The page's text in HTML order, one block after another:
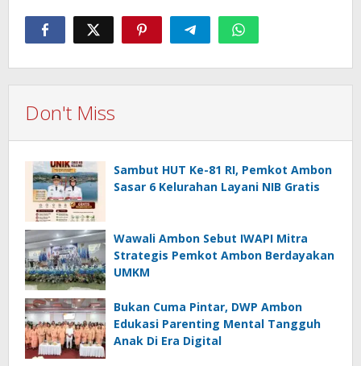
Don't Miss
Sambut HUT Ke-81 RI, Pemkot Ambon
Sasar 6 Kelurahan Layani NIB Gratis
Wawali Ambon Sebut IWAPI Mitra
Strategis Pemkot Ambon Berdayakan
UMKM
Bukan Cuma Pintar, DWP Ambon
Edukasi Parenting Mental Tangguh
Anak Di Era Digital